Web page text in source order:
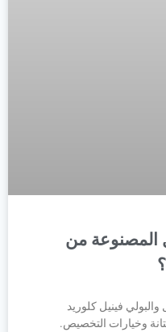
المصنوعة من
فينيل كلوريد
وخيارات التخصيص.